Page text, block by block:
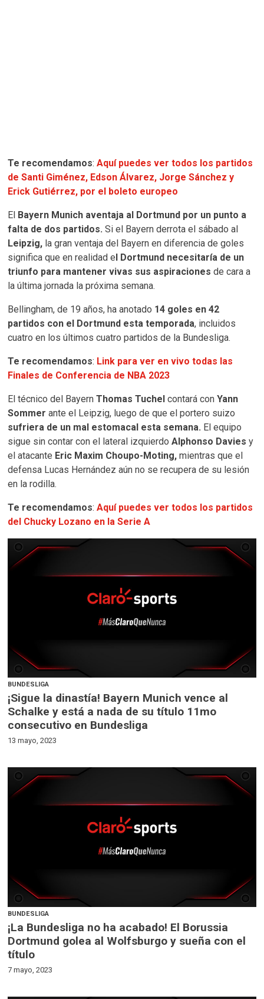
Te recomendamos:Aquí puedes ver todos los partidos
de Santi Giménez, Edson Álvarez, Jorge Sánchez y
Erick Gutiérrez, por el boleto europeo
El Bayern Munich aventaja al Dortmund por un punto a
falta de dos partidos. Si el Bayern derrota el sábado al
Leipzig, la gran ventaja del Bayern en diferencia de goles
significa que en realidad el Dortmund necesitaría de un
triunfo para mantener vivas sus aspiraciones de cara a
la última jornada la próxima semana.
Bellingham, de 19 años, ha anotado 14 goles en 42
partidos con el Dortmund esta temporada, incluidos
cuatro en los últimos cuatro partidos de la Bundesliga.
Te recomendamos: Link para ver en vivo todas las
Finales de Conferencia de NBA 2023
El técnico del BayernThomas Tuchel contará conYann
Sommer ante el Leipzig, luego de que el portero suizo
sufriera de un mal estomacal esta semana. El equipo
sigue sin contar con el lateral izquierdoAlphonso Davies y
el atacante Eric Maxim Choupo-Moting, mientras que el
defensa Lucas Hernández aún no se recupera de su lesión
en la rodilla.
Te recomendamos:Aquí puedes ver todos los partidos
del Chucky Lozano en la Serie A
BUNDESLIGA
¡Sigue la dinastía! Bayern Munich vence al
Schalke y está a nada de su título 11mo
consecutivo en Bundesliga
13 mayo, 2023
BUNDESLIGA
¡La Bundesliga no ha acabado! El Borussia
Dortmund golea al Wolfsburgo y sueña con el
título
7 mayo, 2023